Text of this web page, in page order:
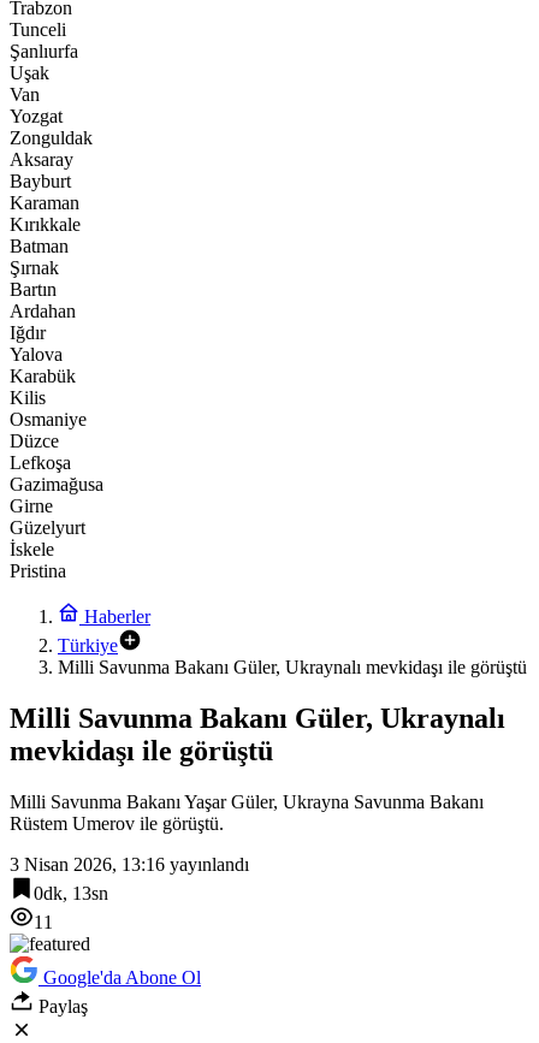
Trabzon
Tunceli
Şanlıurfa
Uşak
Van
Yozgat
Zonguldak
Aksaray
Bayburt
Karaman
Kırıkkale
Batman
Şırnak
Bartın
Ardahan
Iğdır
Yalova
Karabük
Kilis
Osmaniye
Düzce
Lefkoşa
Gazimağusa
Girne
Güzelyurt
İskele
Pristina
Haberler
Türkiye
Milli Savunma Bakanı Güler, Ukraynalı mevkidaşı ile görüştü
Milli Savunma Bakanı Güler, Ukraynalı
mevkidaşı ile görüştü
Milli Savunma Bakanı Yaşar Güler, Ukrayna Savunma Bakanı
Rüstem Umerov ile görüştü.
3 Nisan 2026, 13:16 yayınlandı
0dk, 13sn
11
Google'da Abone Ol
Paylaş